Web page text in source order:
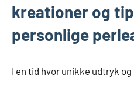
kreationer og
personlige
I en tid hvor unikke udtryk